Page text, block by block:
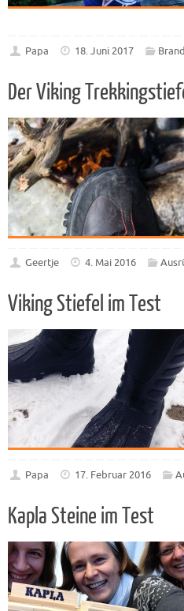
Papa 18. Juni 2017
Der Viking
Geertje 4. Mai 2016
Viking Stiefel im Test
Papa 17. Februar 2016
Kapla Steine im Test